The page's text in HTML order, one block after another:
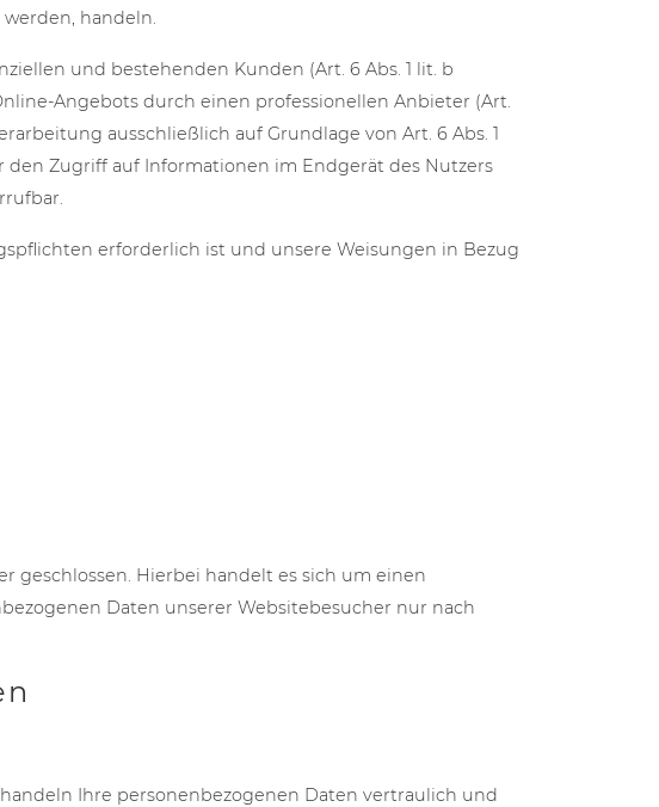
handeln.
und bestehenden Kunden (Art. 6 Abs. 1 lit. b
Angebots durch einen professionellen Anbieter (Art.
ausschließlich auf Grundlage von Art. 6 Abs. 1
den Zugriff auf Informationen im Endgerät des Nutzers
erforderlich ist und unsere Weisungen in Bezug
geschlossen. Hierbei handelt es sich um einen
Daten unserer Websitebesucher nur nach
Ihre personenbezogenen Daten vertraulich und